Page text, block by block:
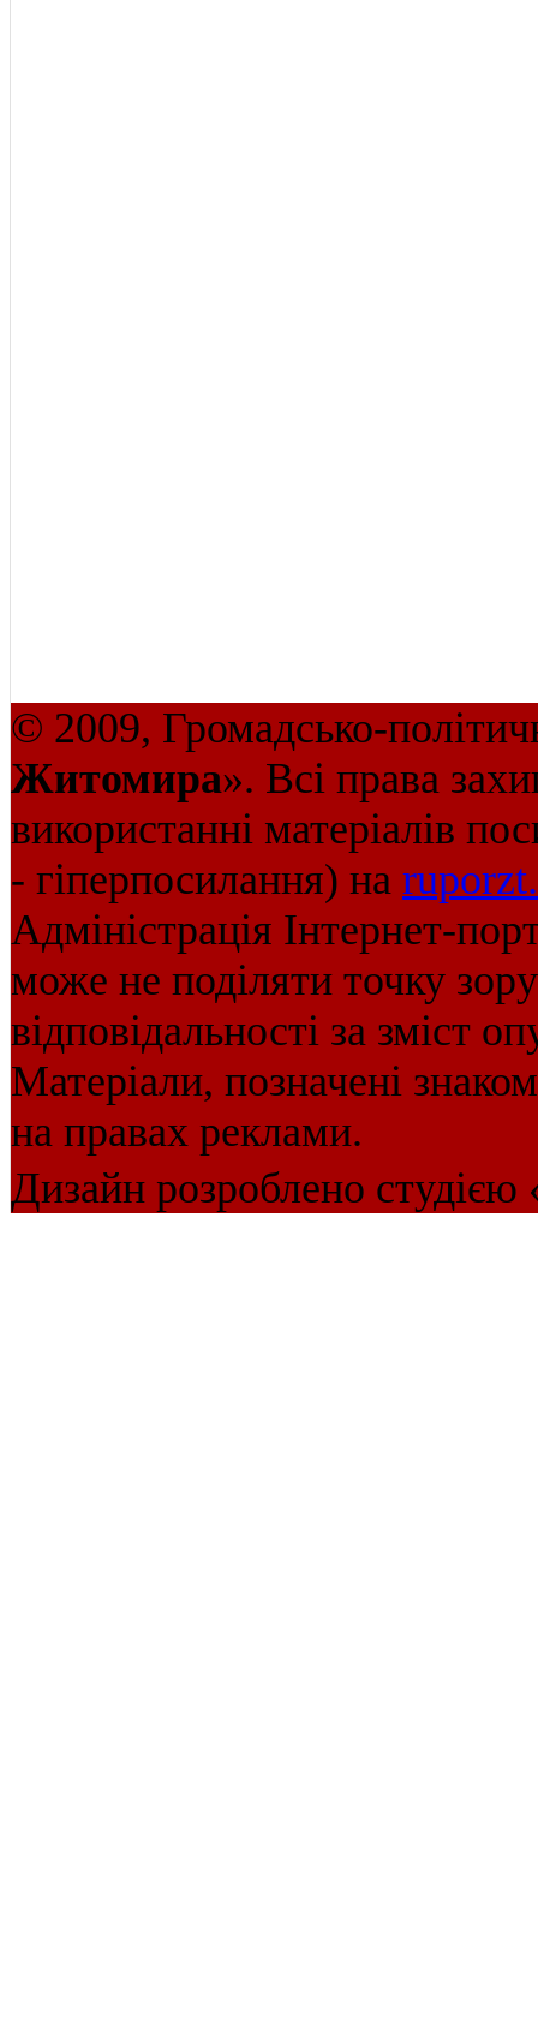
© 2009, Громадсько-
Житомира». Всі права
використанні матеріалів
- гіперпосилання) на
Адміністрація Інтернет-
може не поділяти точку
відповідальності за зміст
Матеріали, позначені
на правах реклами.
Дизайн розроблено студією